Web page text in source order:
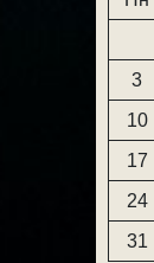
3
10
17
24
31